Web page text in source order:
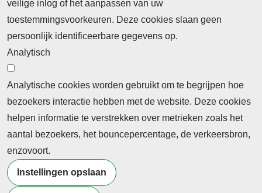
veilige inlog of het aanpassen van uw
toestemmingsvoorkeuren. Deze cookies slaan geen
persoonlijk identificeerbare gegevens op.
Analytisch
Analytische cookies worden gebruikt om te begrijpen hoe
bezoekers interactie hebben met de website. Deze cookies
helpen informatie te verstrekken over metrieken zoals het
aantal bezoekers, het bouncepercentage, de verkeersbron,
enzovoort.
Instellingen opslaan
Abonnementinformatie Inlogprocedure
Nieuws
Laatste nieuws
Meld u aan voor onze nieuwsbrief
Ontvang 2 keer per maand de nieuwsbrief met
persberichten, actualiteiten, nieuws en personalia uit het
beroepsonderwijs.